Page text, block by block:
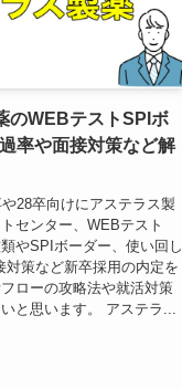
のWEBテストSPIボ
率や面接対策など解
28卒向けにアステラス製
センター、WEBテスト
類やSPIボーダー、使い回し
対策など新卒採用の内定を
ローの攻略法や就活対策
と思います。 アステラ...